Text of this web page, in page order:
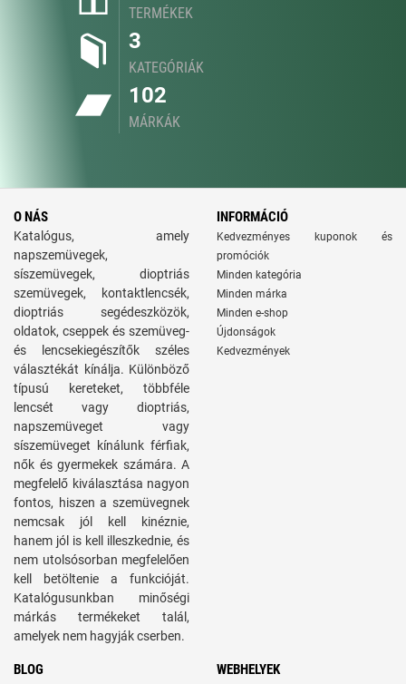
TERMÉKEK
3
KATEGÓRIÁK
102
MÁRKÁK
O NÁS
Katalógus, amely
napszemüvegek,
síszemüvegek, dioptriás
szemüvegek, kontaktlencsék,
dioptriás segédeszközök,
oldatok, cseppek és szemüveg-
és lencsekiegészítők széles
választékát kínálja. Különböző
típusú kereteket, többféle
lencsét vagy dioptriás,
napszemüveget vagy
síszemüveget kínálunk férfiak,
nők és gyermekek számára. A
megfelelő kiválasztása nagyon
fontos, hiszen a szemüvegnek
nemcsak jól kell kinéznie,
hanem jól is kell illeszkednie, és
nem utolsósorban megfelelően
kell betöltenie a funkcióját.
Katalógusunkban minőségi
márkás termékeket talál,
amelyek nem hagyják cserben.
INFORMÁCIÓ
Kedvezményes kuponok és
promóciók
Minden kategória
Minden márka
Minden e-shop
Újdonságok
Kedvezmények
BLOG WEBHELYEK